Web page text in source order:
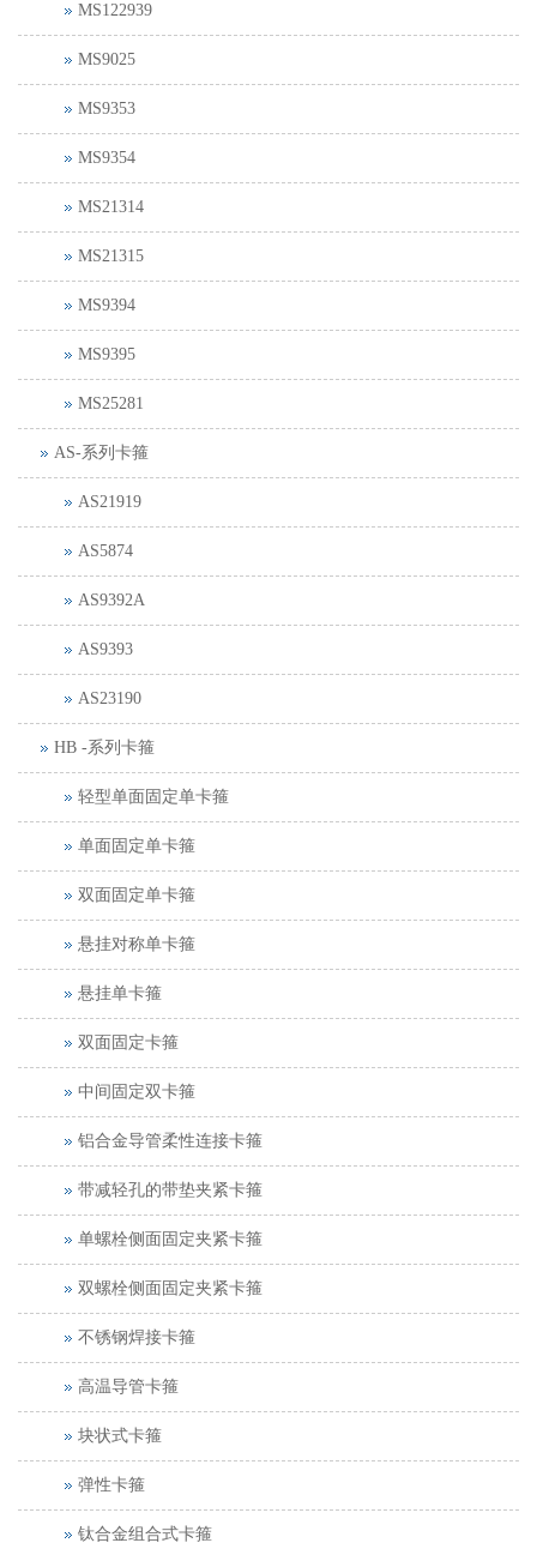
MS122939
MS9025
MS9353
MS9354
MS21314
MS21315
MS9394
MS9395
MS25281
AS-系列卡箍
AS21919
AS5874
AS9392A
AS9393
AS23190
HB -系列卡箍
轻型单面固定单卡箍
单面固定单卡箍
双面固定单卡箍
悬挂对称单卡箍
悬挂单卡箍
双面固定卡箍
中间固定双卡箍
铝合金导管柔性连接卡箍
带减轻孔的带垫夹紧卡箍
单螺栓侧面固定夹紧卡箍
双螺栓侧面固定夹紧卡箍
不锈钢焊接卡箍
高温导管卡箍
块状式卡箍
弹性卡箍
钛合金组合式卡箍